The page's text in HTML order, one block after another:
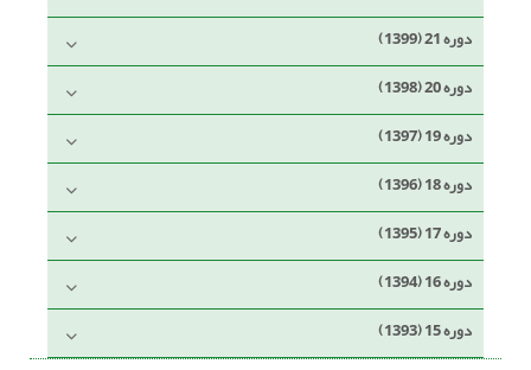
دوره 21 (1399)
دوره 20 (1398)
دوره 19 (1397)
دوره 18 (1396)
دوره 17 (1395)
دوره 16 (1394)
دوره 15 (1393)